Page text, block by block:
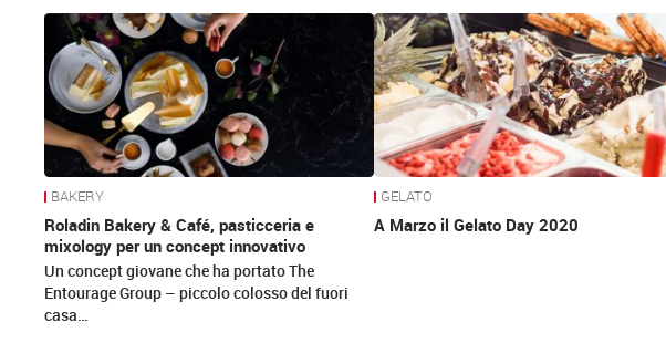
News
BAKERY
Roladin Bakery & Café, pasticceria e
mixology per un concept innovativo
Un concept giovane che ha portato The
Entourage Group – piccolo colosso del fuori
casa…
GELATO
A Marzo il Gelato Day 2020